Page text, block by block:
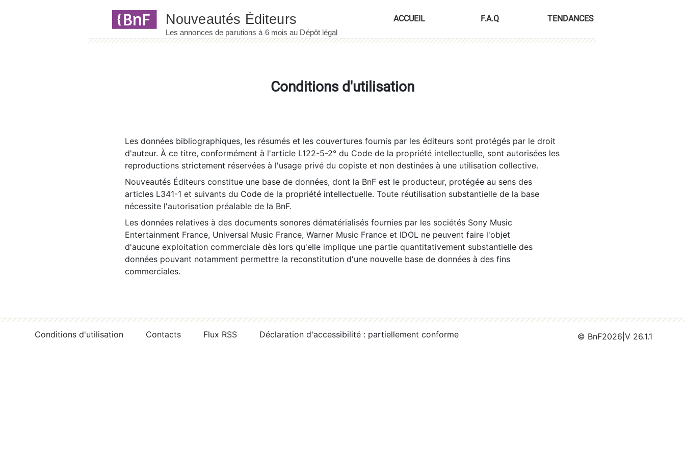
ACCUEIL F.A.Q TENDANCES
Conditions d'utilisation
Les données bibliographiques, les résumés et les couvertures fournis par les éditeurs sont protégés par le droit
d'auteur. À ce titre, conformément à l'article L122-5-2° du Code de la propriété intellectuelle, sont autorisées les
reproductions strictement réservées à l'usage privé du copiste et non destinées à une utilisation collective.
Nouveautés Éditeurs constitue une base de données, dont la BnF est le producteur, protégée au sens des
articles L341-1 et suivants du Code de la propriété intellectuelle. Toute réutilisation substantielle de la base
nécessite l'autorisation préalable de la BnF.
Les données relatives à des documents sonores dématérialisés fournies par les sociétés Sony Music
Entertainment France, Universal Music France, Warner Music France et IDOL ne peuvent faire l'objet
d'aucune exploitation commerciale dès lors qu'elle implique une partie quantitativement substantielle des
données pouvant notamment permettre la reconstitution d'une nouvelle base de données à des fins
commerciales.
Conditions d'utilisation Contacts Flux RSS Déclaration d'accessibilité : partiellement conforme © BnF2026 V 26.1.1